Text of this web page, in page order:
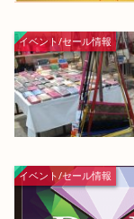
イベント/セール情報
イベント/セール情報